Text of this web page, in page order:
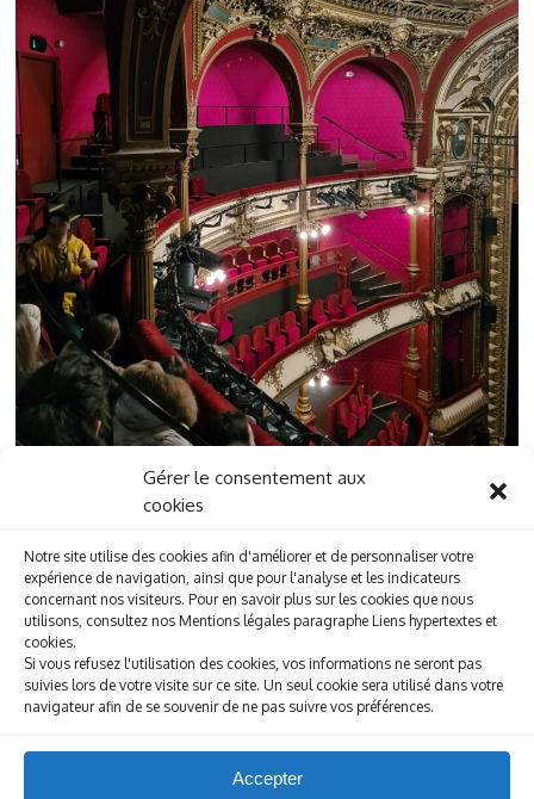
Gérer le consentement aux
cookies
Notre site utilise des cookies afin d'améliorer et de personnaliser votre
expérience de navigation, ainsi que pour l'analyse et les indicateurs
concernant nos visiteurs. Pour en savoir plus sur les cookies que nous
utilisons, consultez nos Mentions légales paragraphe Liens hypertextes et
cookies.
Si vous refusez l'utilisation des cookies, vos informations ne seront pas
suivies lors de votre visite sur ce site. Un seul cookie sera utilisé dans votre
navigateur afin de se souvenir de ne pas suivre vos préférences.
Accepter